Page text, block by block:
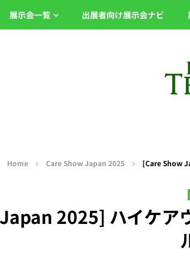
展示会一覧 出展者向け展示会ナビ
Home Care Show Japan 2025 [Care Show
2025] ハイケア